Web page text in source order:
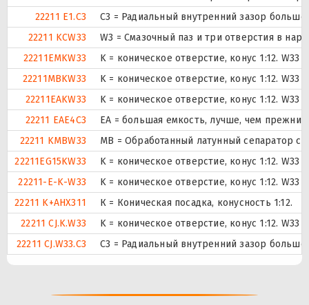
22211 E1.C3
C3 = Радиальный внутренний зазор
22211 KCW33
W3 = Смазочный паз и три отверстия в
22211EMKW33
K = коническое отверстие, конус 1:12.
22211MBKW33
K = коническое отверстие, конус 1:12.
22211EAKW33
K = коническое отверстие, конус 1:12.
22211 EAE4C3
EA = большая емкость, лучше, чем
22211 KMBW33
MB = Обработанный латунный сепаратор
22211EG15KW33
K = коническое отверстие, конус 1:12.
22211-E-K-W33
K = коническое отверстие, конус 1:12.
22211 K+AHX311
К = Коническая посадка, конусность 1:12.
22211 CJ.K.W33
K = коническое отверстие, конус 1:12.
22211 CJ.W33.C3
C3 = Радиальный внутренний зазор